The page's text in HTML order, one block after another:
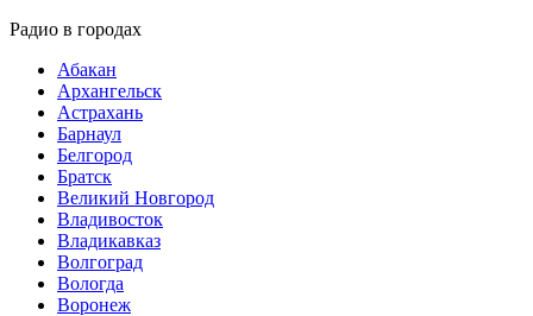
Радио в городах
Абакан
Архангельск
Астрахань
Барнаул
Белгород
Братск
Великий Новгород
Владивосток
Владикавказ
Волгоград
Вологда
Воронеж